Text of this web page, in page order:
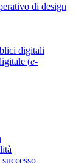
di design
digitali
(e-